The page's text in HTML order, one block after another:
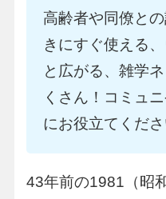
高齢者や同僚と
きにすぐ使える
と広がる、雑学
くさん！コミュ
にお役立てくださ
43年前の1981（昭